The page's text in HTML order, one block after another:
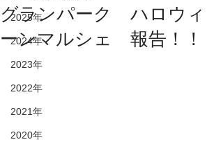
2025年
2024年
2023年
2022年
2021年
2020年
グランパーク ハロウィ
ーンマルシェ 報告！！